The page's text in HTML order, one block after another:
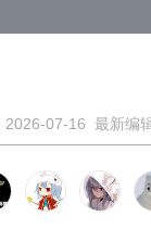
2026-07-16 最新编